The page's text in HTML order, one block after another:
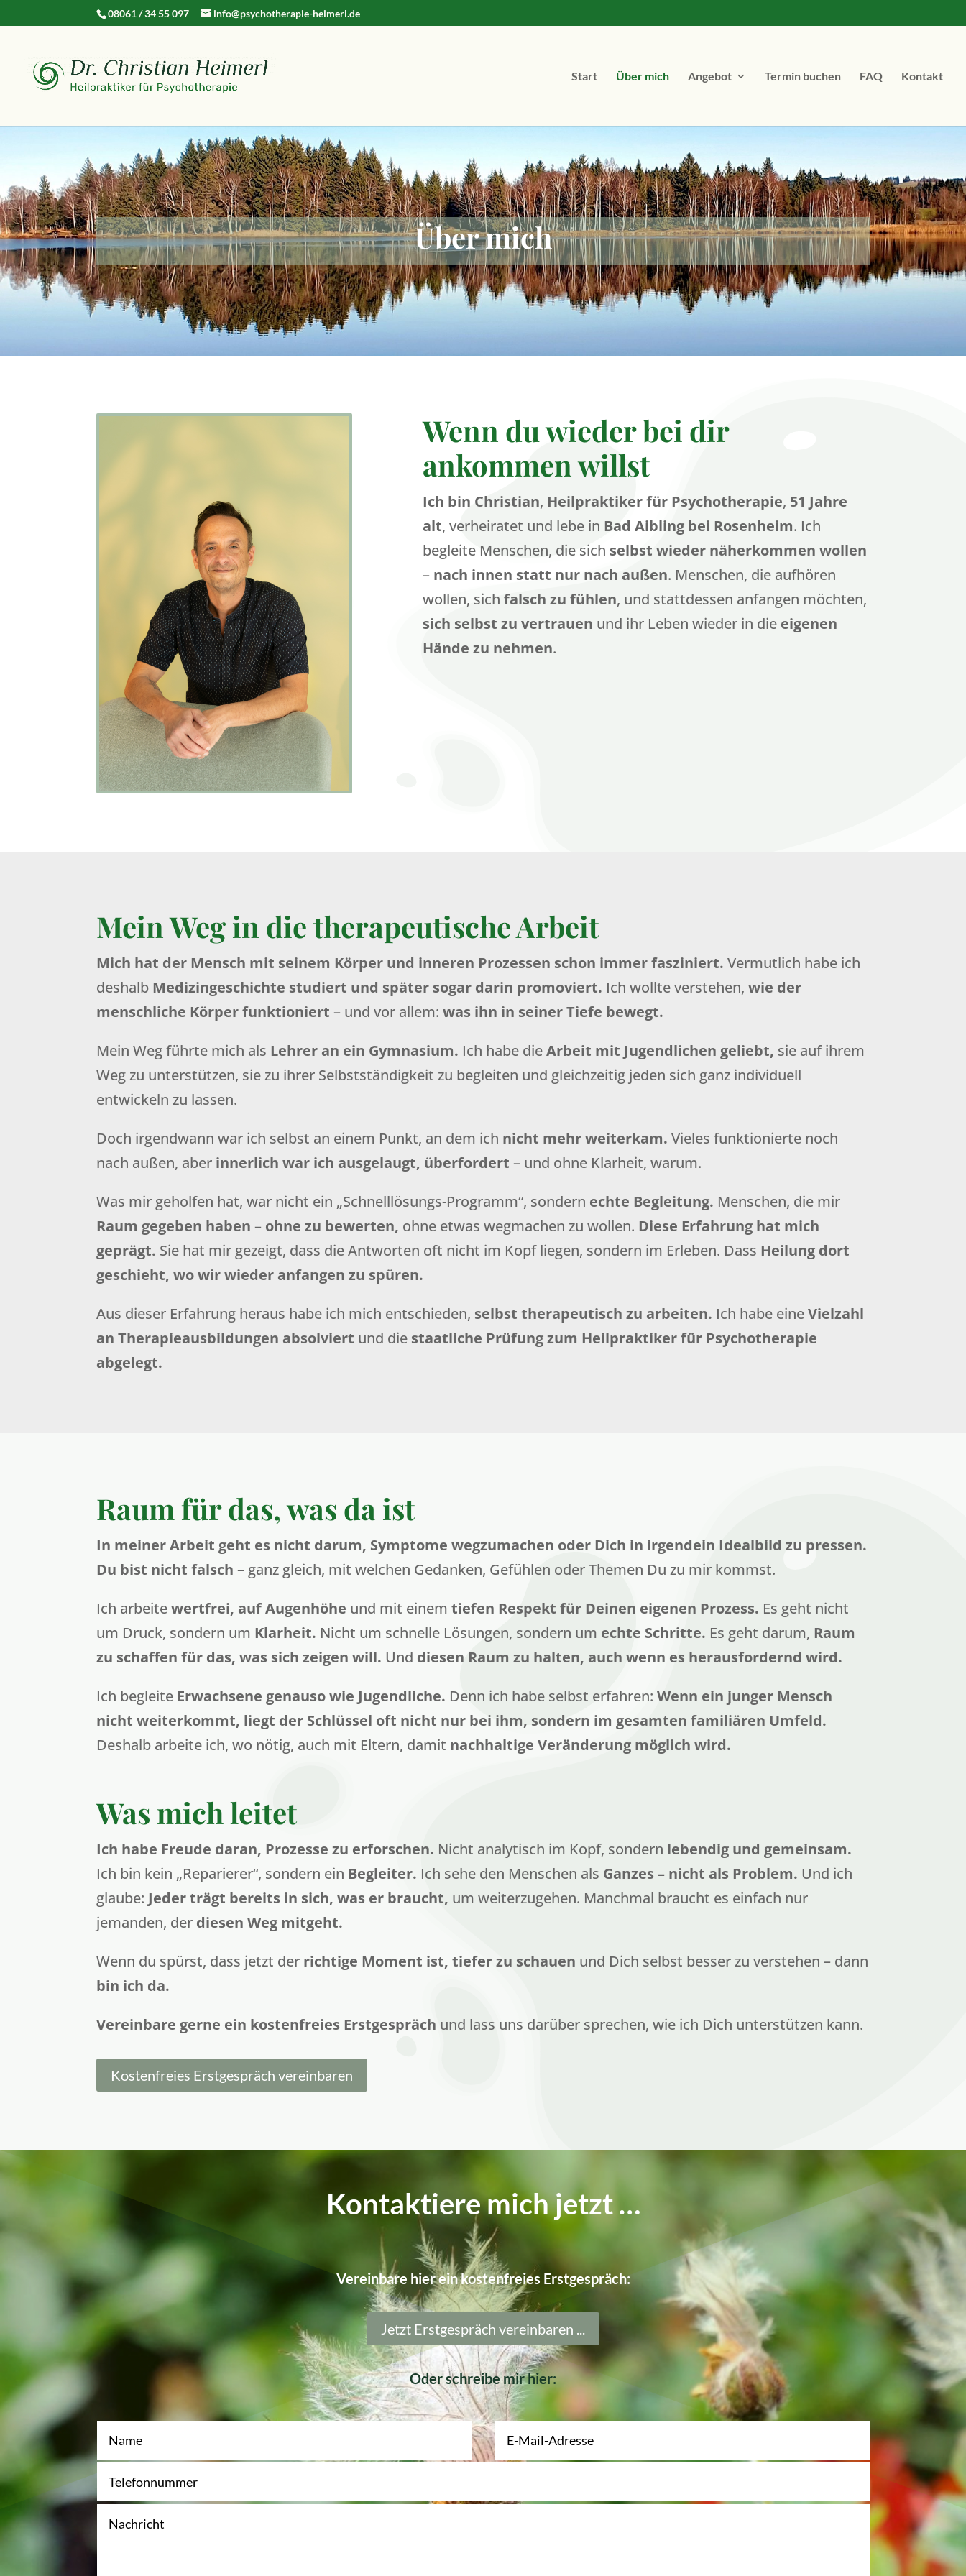
08061 / 34 55 097 info@psychotherapie-heimerl.de
Start Über mich Angebot Termin buchen FAQ Kontakt
Über mich
Wenn du wieder bei dir
ankommen willst
Ich bin Christian, Heilpraktiker für Psychotherapie, 51 Jahre
alt, verheiratet und lebe in Bad Aibling bei Rosenheim. Ich
begleite Menschen, die sich selbst wieder näherkommen wollen
– nach innen statt nur nach außen. Menschen, die aufhören
wollen, sichfalsch zu fühlen, und stattdessen anfangen möchten,
sich selbst zu vertrauen und ihr Leben wieder in die eigenen
Hände zu nehmen.
Mein Weg in die therapeutische Arbeit
Mich hat der Mensch mit seinem Körper und inneren Prozessen schon immer fasziniert. Vermutlich habe ich
deshalb Medizingeschichte studiert und später sogar darin promoviert. Ich wollte verstehen,wie der
menschliche Körper funktioniert – und vor allem:was ihn in seiner Tiefe bewegt.
Mein Weg führte mich als Lehrer an ein Gymnasium. Ich habe dieArbeit mit Jugendlichen geliebt, sie auf ihrem
Weg zu unterstützen, sie zu ihrer Selbstständigkeit zu begleiten und gleichzeitig jeden sich ganz individuell
entwickeln zu lassen.
Doch irgendwann war ich selbst an einem Punkt, an dem ich nicht mehr weiterkam. Vieles funktionierte noch
nach außen, aber innerlich war ich ausgelaugt, überfordert – und ohne Klarheit, warum.
Was mir geholfen hat, war nicht ein „Schnelllösungs-Programm“, sondern echte Begleitung. Menschen, die mir
Raum gegeben haben – ohne zu bewerten, ohne etwas wegmachen zu wollen. Diese Erfahrung hat mich
geprägt. Sie hat mir gezeigt, dass die Antworten oft nicht im Kopf liegen, sondern im Erleben. Dass Heilung dort
geschieht, wo wir wieder anfangen zu spüren.
Aus dieser Erfahrung heraus habe ich mich entschieden, selbst therapeutisch zu arbeiten. Ich habe eineVielzahl
an Therapieausbildungen absolviert und die staatliche Prüfung zum Heilpraktiker für Psychotherapie
abgelegt.
Raum für das, was da ist
In meiner Arbeit geht es nicht darum, Symptome wegzumachen oder Dich in irgendein Idealbild zu pressen.
Du bist nicht falsch – ganz gleich, mit welchen Gedanken, Gefühlen oder Themen Du zu mir kommst.
Ich arbeitewertfrei, auf Augenhöhe und mit einemtiefen Respekt für Deinen eigenen Prozess. Es geht nicht
um Druck, sondern um Klarheit. Nicht um schnelle Lösungen, sondern um echte Schritte. Es geht darum, Raum
zu schaffen für das, was sich zeigen will. Und diesen Raum zu halten, auch wenn es herausfordernd wird.
Ich begleite Erwachsene genauso wie Jugendliche. Denn ich habe selbst erfahren:Wenn ein junger Mensch
nicht weiterkommt, liegt der Schlüssel oft nicht nur bei ihm, sondern im gesamten familiären Umfeld.
Deshalb arbeite ich, wo nötig, auch mit Eltern, damit nachhaltige Veränderung möglich wird.
Was mich leitet
Ich habe Freude daran, Prozesse zu erforschen. Nicht analytisch im Kopf, sondern lebendig und gemeinsam.
Ich bin kein „Reparierer“, sondern ein Begleiter. Ich sehe den Menschen als Ganzes – nicht als Problem. Und ich
glaube: Jeder trägt bereits in sich, was er braucht, um weiterzugehen. Manchmal braucht es einfach nur
jemanden, der diesen Weg mitgeht.
Wenn du spürst, dass jetzt der richtige Moment ist, tiefer zu schauen und Dich selbst besser zu verstehen – dann
bin ich da.
Vereinbare gerne ein kostenfreies Erstgespräch und lass uns darüber sprechen, wie ich Dich unterstützen kann.
Kostenfreies Erstgespräch vereinbaren
Kontaktiere mich jetzt …
Vereinbare hier ein kostenfreies Erstgespräch:
Jetzt Erstgespräch vereinbaren ...
Oder schreibe mir hier: